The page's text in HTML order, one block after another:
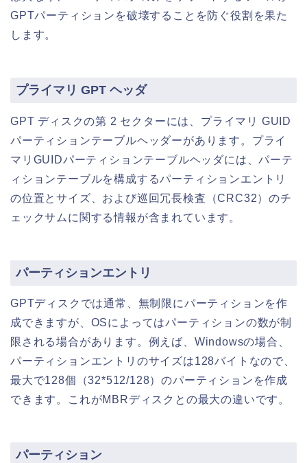
GPTパーティションを破壊することを防ぐ役割を果た
します。
プライマリ GPT ヘッダ
GPT ディスクの第 2 セクターには、プライマリ GUID
パーティションテーブルヘッダーがあります。プライ
マリGUIDパーティションテーブルヘッダには、パーテ
ィションテーブルを構成するパーティションエントリ
の位置とサイズ、および巡回冗長検査（CRC32）のチ
ェックサムに関する情報が含まれています。
パーティションエントリ
GPTディスクでは通常、無制限にパーティションを作
成できますが、OSによってはパーティションの数が制
限される場合があります。例えば、Windowsの場合、
パーティションエントリのサイズは128バイトなので、
最大で128個（32*512/128）のパーティションを作成
できます。これがMBRディスクとの最大の違いです。
パーティション